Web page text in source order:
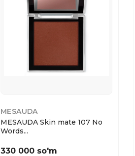
MESAUDA
MESAUDA Skin mate 107 No
Words...
330 000 so'm